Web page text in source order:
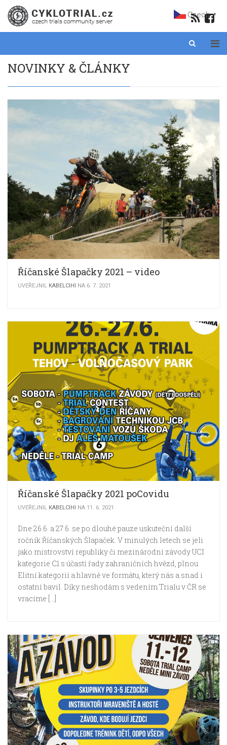
NOVINKY & ČLÁNKY
Říčanské Šlapačky 2021 – video
UVEŘEJNIL KABELCIHI NA 6. 7. 2021
Říčanské Šlapačky 2021 poCovidu
UVEŘEJNIL KABELCIHI NA 11. 6. 2021
Dne 26.6. a 27.6. se po dlouhé pauze uskuteční další
ročník Říčanských Šlapaček. V minulých letech se jeli
jako mistrovství republiky či mezinárodní závody UCI
kategorie C1 s účastí řady zahraničních hvězd, plnou
Elitní kategorií a hlavně ve formátu, který nás a snad i
ostatní bavil. Díky neshodám s vedením Trialu v ČR se
vracíme […]
Czech ▼